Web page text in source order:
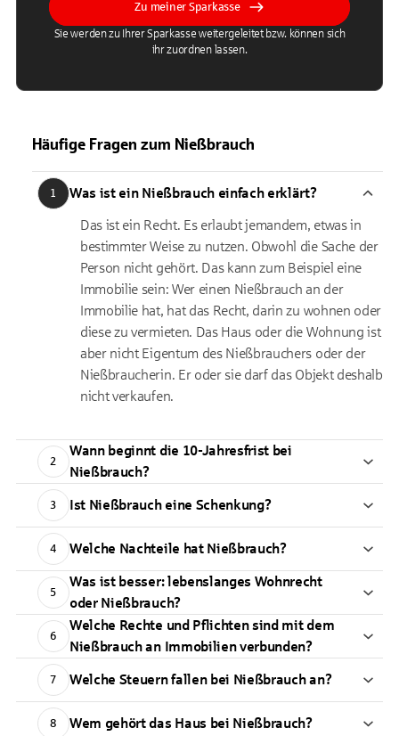
Zu meiner Sparkasse
Sie werden zu Ihrer Sparkasse weitergeleitet bzw. können sich
ihr zuordnen lassen.
Häufige Fragen zum Nießbrauch
1 Was ist ein Nießbrauch einfach erklärt?
Das ist ein Recht. Es erlaubt jemandem, etwas in
bestimmter Weise zu nutzen. Obwohl die Sache der
Person nicht gehört. Das kann zum Beispiel eine
Immobilie sein: Wer einen Nießbrauch an der
Immobilie hat, hat das Recht, darin zu wohnen oder
diese zu vermieten. Das Haus oder die Wohnung ist
aber nicht Eigentum des Nießbrauchers oder der
Nießbraucherin. Er oder sie darf das Objekt deshalb
nicht verkaufen.
2
Wann beginnt die 10-Jahresfrist bei
Nießbrauch?
3 Ist Nießbrauch eine Schenkung?
4 Welche Nachteile hat Nießbrauch?
5
Was ist besser: lebenslanges Wohnrecht
oder Nießbrauch?
6
Welche Rechte und Pflichten sind mit dem
Nießbrauch an Immobilien verbunden?
7 Welche Steuern fallen bei Nießbrauch an?
8 Wem gehört das Haus bei Nießbrauch?